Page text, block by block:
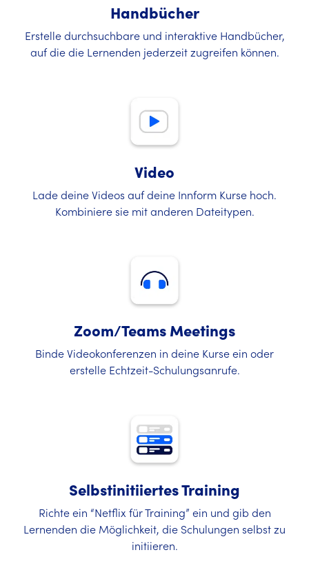
Handbücher
Erstelle durchsuchbare und interaktive Handbücher,
auf die die Lernenden jederzeit zugreifen können.
Video
Lade deine Videos auf deine Innform Kurse hoch.
Kombiniere sie mit anderen Dateitypen.
Zoom/Teams Meetings
Binde Videokonferenzen in deine Kurse ein oder
erstelle Echtzeit-Schulungsanrufe.
Selbstinitiiertes Training
Richte ein “Netflix für Training” ein und gib den
Lernenden die Möglichkeit, die Schulungen selbst zu
initiieren.